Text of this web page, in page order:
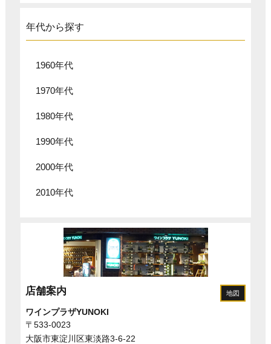
年代から探す
1960年代
1970年代
1980年代
1990年代
2000年代
2010年代
店舗案内 地図
ワインプラザYUNOKI
〒533-0023
大阪市東淀川区東淡路3-6-22